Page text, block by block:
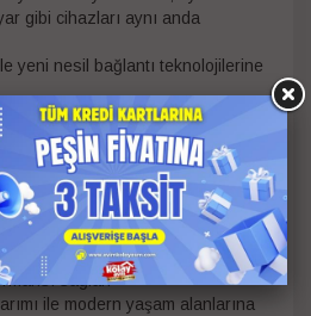
gibi cihazları aynı anda
yeni nesil bağlantı teknolojilerine
USB bellek üzerinden film,
kablosuz kulaklık ve
yapılabilir.
kullanım için rahat ses
sayesinde enerji tasarruflu ve
sağlar.
ile modern yaşam alanlarına